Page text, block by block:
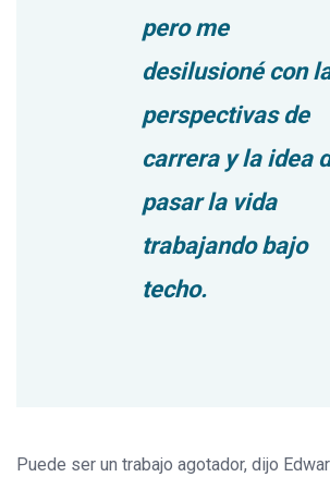
pero me
desilusioné con
perspectivas de
carrera y la idea
pasar la vida
trabajando bajo
techo.
Puede ser un trabajo agotador, dijo